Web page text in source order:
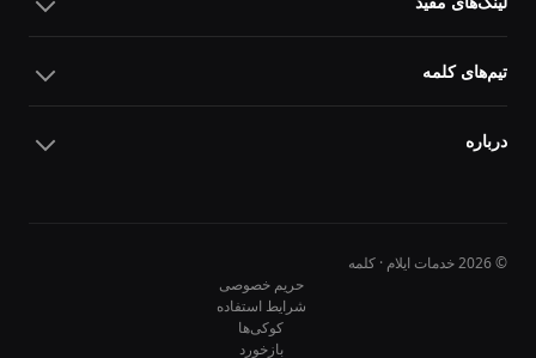
تیم‌های کلمه
درباره
© 2026 خدمات ایلام · کلمه
حریم خصوصی
شرایط استفاده
کوکی‌ها
بازخورد
10